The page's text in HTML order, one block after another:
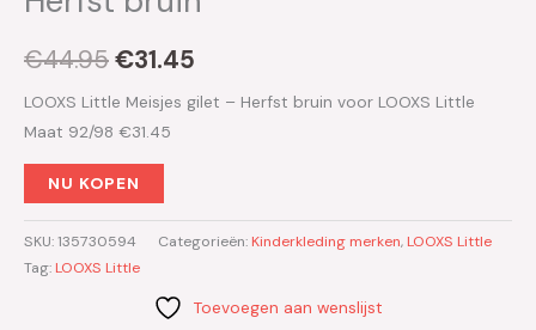
€44.95€31.45
LOOXS Little Meisjes gilet – Herfst bruin voor LOOXS Little
Maat 92/98 €31.45
NU KOPEN
SKU:135730594 Categorieën: Kinderkleding merken, LOOXS Little
Tag: LOOXS Little
Toevoegen aan wenslijst